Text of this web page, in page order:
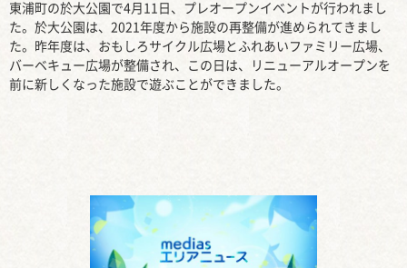
東浦町の於大公園で4月11日、プレオープンイベントが行われまし
た。於大公園は、2021年度から施設の再整備が進められてきまし
た。昨年度は、おもしろサイクル広場とふれあいファミリー広場、
バーベキュー広場が整備され、この日は、リニューアルオープンを
前に新しくなった施設で遊ぶことができました。